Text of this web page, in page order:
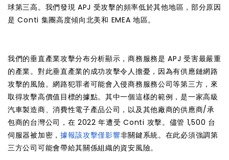
球第三高。我們發現 APJ 受攻擊的頻率低於其他地區，部分原因
是 Conti 集團高度傾向北美和 EMEA 地區。
我們的垂直產業攻擊分布分析顯示，商務服務是 APJ 受害最嚴重
的產業。對此垂直產業的成功攻擊令人擔憂，因為有供應鏈網路
攻擊的風險。網路犯罪者可能會入侵商務服務公司等第三方，來
取得攻擊高價值目標的據點。其中一個這樣的範例，是一家高級
汽車製造商、消費性電子產品公司，以及其他廠商的供應商/承
包商的台灣公司，在 2022 年遭受 Conti 攻擊。儘管 1,500 台
伺服器被加密， 據報該攻擊僅影響非關鍵系統。在此必須強調第
三方公司可能會帶給其關係組織的資安風險。